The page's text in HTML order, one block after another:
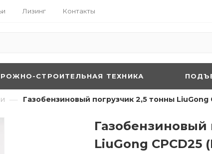
Лизинг Контакты
СТРОИТЕЛЬНАЯ ТЕХНИКА
— Газобензиновый погрузчик 2,5 тонны
Газобензиновый
LiuGong CPCD25